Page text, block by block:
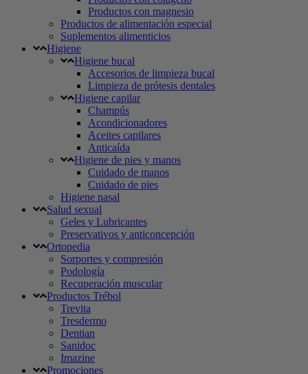
Productos con magnesio
Productos de alimentación especial
Suplementos alimenticios
Higiene
Higiene bucal
Accesorios de limpieza bucal
Limpieza de prótesis dentales
Higiene capilar
Champús
Acondicionadores
Aceites capilares
Anticaída
Higiene de pies y manos
Cuidado de manos
Cuidado de pies
Higiene nasal
Salud sexual
Geles y Lubricantes
Preservativos y anticoncepción
Ortopedia
Sorportes y compresión
Podología
Recuperación muscular
Productos Trébol
Trevita
Tresdermo
Dentian
Sanidoc
Imazine
Promociones